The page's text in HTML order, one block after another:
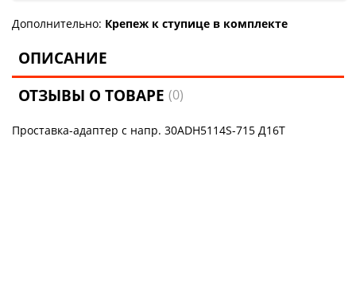
Дополнительно: Крепеж к ступице в комплекте
ОПИСАНИЕ
ОТЗЫВЫ О ТОВАРЕ(0)
Проставка-адаптер с напр. 30ADH5114S-715 Д16Т